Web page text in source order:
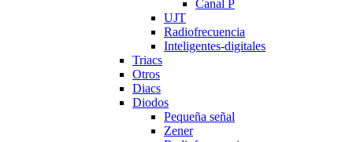
Canal P
UJT
Radiofrecuencia
Inteligentes-digitales
Triacs
Otros
Diacs
Diodos
Pequeña señal
Zener